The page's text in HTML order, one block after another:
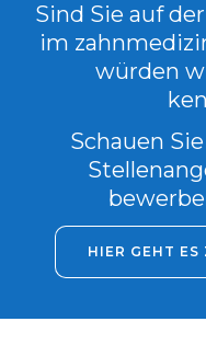
Sind Sie auf
im
würden
Schauen
HIER GEHT